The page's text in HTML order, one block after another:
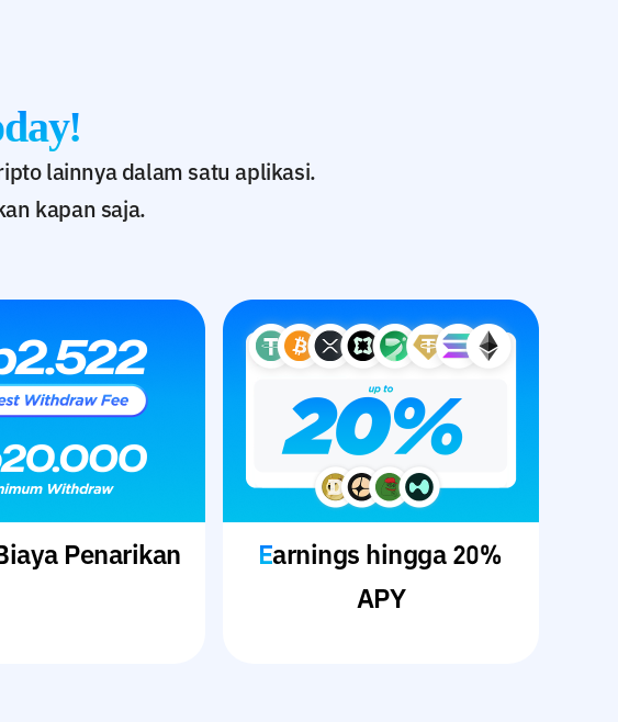
lainnya dalam satu aplikasi.
kapan saja.
Biaya Penarikan
Earnings hingga 20%
APY